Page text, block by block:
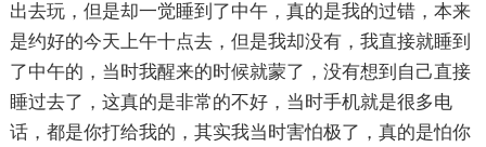
出去玩，但是却一觉睡到了中午，真的是我的过错，本来
是约好的今天上午十点去，但是我却没有，我直接就睡到
了中午的，当时我醒来的时候就蒙了，没有想到自己直接
睡过去了，这真的是非常的不好，当时手机就是很多电
话，都是你打给我的，其实我当时害怕极了，真的是怕你